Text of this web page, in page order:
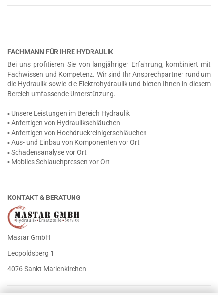
FACHMANN FÜR IHRE HYDRAULIK
Bei uns profitieren Sie von langjähriger Erfahrung, kombiniert mit
Fachwissen und Kompetenz. Wir sind Ihr Ansprechpartner rund um
die Hydraulik sowie die Elektrohydraulik und bieten Ihnen in diesem
Bereich umfassende Unterstützung.
▪ Unsere Leistungen im Bereich Hydraulik
▪ Anfertigen von Hydraulikschläuchen
▪ Anfertigen von Hochdruckreinigerschläuchen
▪ Aus- und Einbau von Komponenten vor Ort
▪ Schadensanalyse vor Ort
▪ Mobiles Schlauchpressen vor Ort
KONTAKT & BERATUNG
Mastar GmbH
Leopoldsberg 1
4076 Sankt Marienkirchen